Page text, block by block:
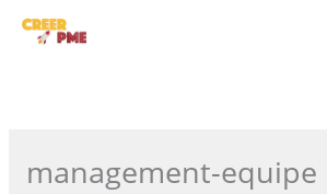
management-equipe